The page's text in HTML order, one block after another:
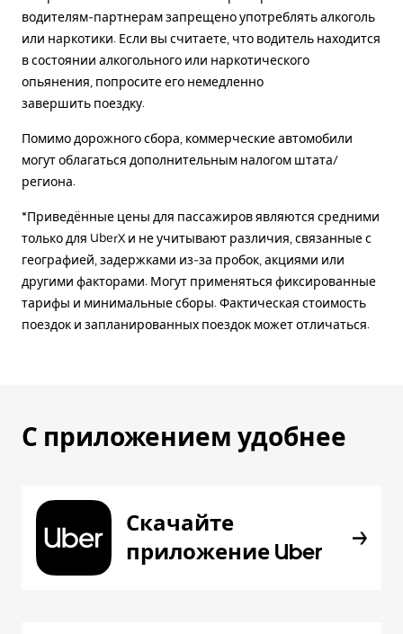
водителям-партнерам запрещено употреблять алкоголь
или наркотики. Если вы считаете, что водитель находится
в состоянии алкогольного или наркотического
опьянения, попросите его немедленно
завершить поездку.
Помимо дорожного сбора, коммерческие автомобили
могут облагаться дополнительным налогом штата/
региона.
*Приведённые цены для пассажиров являются средними
только для UberX и не учитывают различия, связанные с
географией, задержками из-за пробок, акциями или
другими факторами. Могут применяться фиксированные
тарифы и минимальные сборы. Фактическая стоимость
поездок и запланированных поездок может отличаться.
С приложением удобнее
Скачайте
приложение Uber